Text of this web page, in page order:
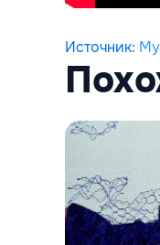
Источник: